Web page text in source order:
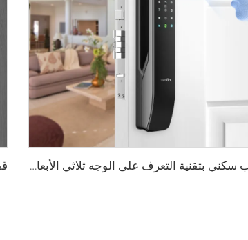
قفل باب سكني بتقنية التعرف على الوجه ثلاثي الأبعاد والبصمة Tenon A6 Pro